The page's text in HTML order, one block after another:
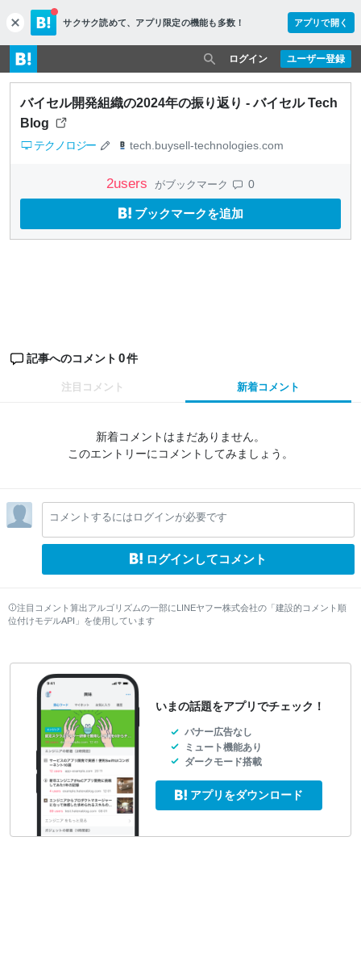
c
l
o
s
e
サクサク読めて、 アプリ限定の機能も多数！ アプリで開く
ユーザー登録
ログイン
バイセル開発組織の2024年の振り返り - バイセル Tech
Blog
テクノロジー tech.buysell-technologies.com
2users がブックマーク 0
ブックマークを追加
記事へのコメント 0件
注目コメント 新着コメント
新着コメントはまだありません。
このエントリーにコメントしてみましょう。
コメントするにはログインが必要です
ログインしてコメント
注目コメント算出アルゴリズムの一部にLINEヤフー株式会社の「建設的コメント順
位付けモデルAPI」を使用しています
いまの話題をアプリでチェック！
バナー広告なし
ミュート機能あり
ダークモード搭載
アプリをダウンロード